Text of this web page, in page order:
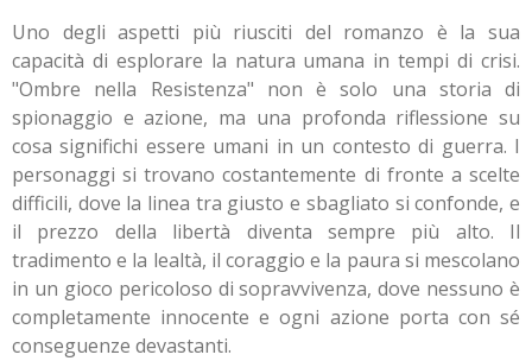
Uno degli aspetti più riusciti del romanzo è la sua
capacità di esplorare la natura umana in tempi di crisi.
"Ombre nella Resistenza" non è solo una storia di
spionaggio e azione, ma una profonda riflessione su
cosa significhi essere umani in un contesto di guerra. I
personaggi si trovano costantemente di fronte a scelte
difficili, dove la linea tra giusto e sbagliato si confonde, e
il prezzo della libertà diventa sempre più alto. Il
tradimento e la lealtà, il coraggio e la paura si mescolano
in un gioco pericoloso di sopravvivenza, dove nessuno è
completamente innocente e ogni azione porta con sé
conseguenze devastanti.